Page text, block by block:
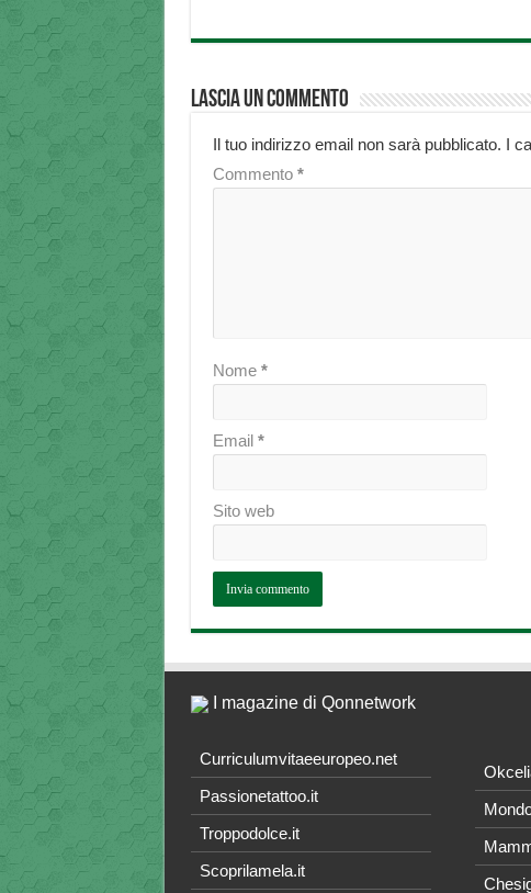
Lascia un commento
Il tuo indirizzo email non sarà pubblicato. I
Commento *
Nome *
Email *
Sito web
I magazine di Qonnetwork
Curriculumvitaeeuropeo.net
Passionetattoo.it
Troppodolce.it
Scoprilamela.it